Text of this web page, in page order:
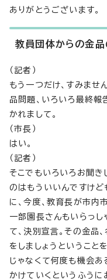
ありがとうございます。
教員団体からの金
（記者）
もう一つだけ、すみませ
品問題、いろいろ最終報
かれまして。
（市長）
はい。
（記者）
そこでもいろいろお聞き
のはもういいんですけど
に、今度、教育長が市
一部園長さんもいらっし
て、決別宣言。その金品
をしましょうということ
じゃなくて何度も機会あ
かけていくというふうに